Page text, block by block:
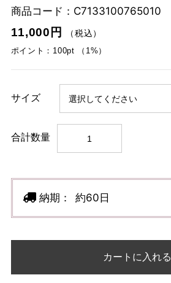
商品コード： C7133100765010
11,000円
（税込）
ポイント：100pt （1%）
サイズ
合計数量
納期： 約60日
カートに入れる